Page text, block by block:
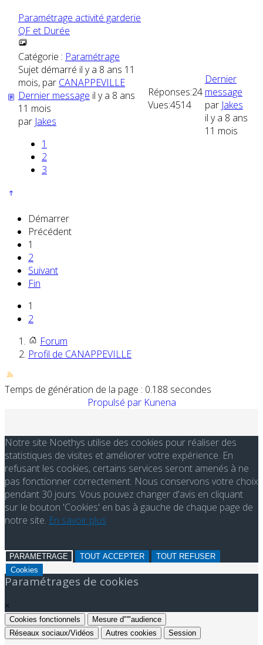
Paramétrage activité garderie
QF et Durée
Catégorie : Paramétrage
Sujet démarré il y a 8 ans 11
mois, par CANAPPEVILLE
Dernier message il y a 8 ans
11 mois
par Jakes
1
2
3
Réponses:24
Vues:4514
Dernier
message
par Jakes
il y a 8 ans
11 mois
Démarrer
Précédent
1
2
Suivant
Fin
1
2
Forum
Profil de CANAPPEVILLE
Temps de génération de la page : 0.188 secondes
Propulsé par Kunena
Notre site Noethys utilise des cookies pour réaliser des
statistiques de visites et améliorer votre expérience. En
refusant les cookies, certains services seront amenés à ne
pas fonctionner correctement. Nous conservons votre choix
pendant 30 jours. Vous pouvez changer d'avis en cliquant
sur le bouton 'Cookies' en bas à gauche de chaque page de
notre site. En savoir plus
PARAMETRAGE TOUT ACCEPTER
TOUT REFUSER
Cookies
Paramétrages de cookies
×
Cookies fonctionnels
Mesure d"'"audience
Réseaux sociaux/Vidéos
Autres cookies Session